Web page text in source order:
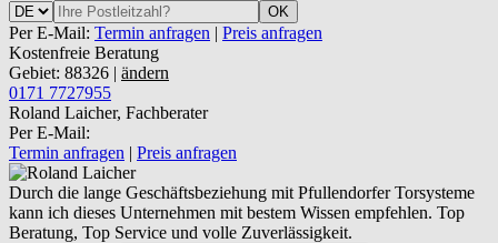
OK
Per E-Mail: Termin anfragen | Preis anfragen
Kostenfreie Beratung
Gebiet: 88326 | ändern
0171 7727955
Roland Laicher, Fachberater
Per E-Mail:
Termin anfragen | Preis anfragen
Durch die lange Geschäftsbeziehung mit Pfullendorfer Torsysteme
kann ich dieses Unternehmen mit bestem Wissen empfehlen. Top
Beratung, Top Service und volle Zuverlässigkeit.